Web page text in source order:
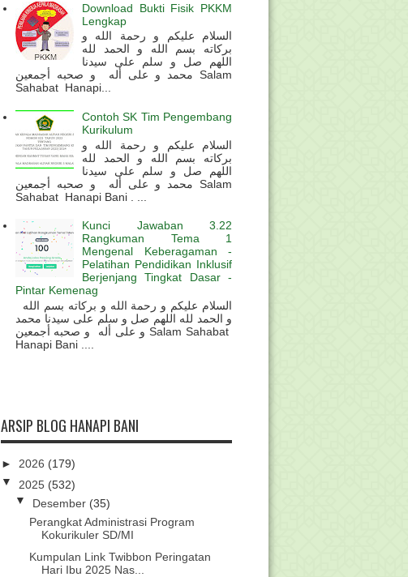
Download Bukti Fisik PKKM
Lengkap
السلام عليكم و رحمة الله و
بركاته بسم الله و الحمد لله
اللهم صل و سلم على سيدنا
محمد و على أله و صحبه أجمعين Salam
Sahabat Hanapi...
Contoh SK Tim Pengembang
Kurikulum
السلام عليكم و رحمة الله و
بركاته بسم الله و الحمد لله
اللهم صل و سلم على سيدنا
محمد و على أله و صحبه أجمعين Salam
Sahabat Hanapi Bani . ...
Kunci Jawaban 3.22
Rangkuman Tema 1
Mengenal Keberagaman -
Pelatihan Pendidikan Inklusif
Berjenjang Tingkat Dasar -
Pintar Kemenag
و الحمد لله اللهم صل و سلم على سيدنا محمد
و على أله و صحبه أجمعين Salam Sahabat
Hanapi Bani ....
ARSIP BLOG HANAPI BANI
► 2026 (179)
▼ 2025 (532)
▼ Desember (35)
Perangkat Administrasi Program
Kokurikuler SD/MI
Kumpulan Link Twibbon Peringatan
Hari Ibu 2025 Nas...